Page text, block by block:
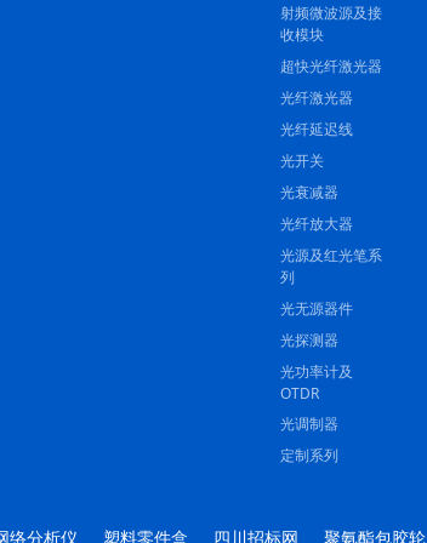
射频微波源及接
收模块
超快光纤激光器
光纤激光器
光纤延迟线
光开关
光衰减器
光纤放大器
光源及红光笔系
列
光无源器件
光探测器
光功率计及
OTDR
光调制器
定制系列
络分析仪 塑料零件盒 四川招标网 聚氨酯包胶轮